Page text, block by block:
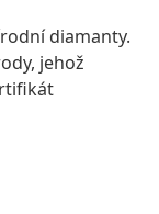
diamanty.
jehož